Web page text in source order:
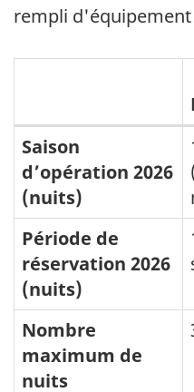
rempli
Campings
dans
l'arrière-
pays
du
Parc
national
du
Saison
d’opération 2026
(nuits)
Période de
réservation 2026
(nuits)
Nombre
maximum de
nuits